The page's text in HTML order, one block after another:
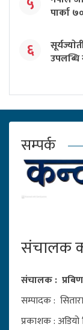
पार्का
६
उपलब्धि
सम्पर्क
संचालक
संचालक :
सम्पादक :
प्रकाशक : अडियो